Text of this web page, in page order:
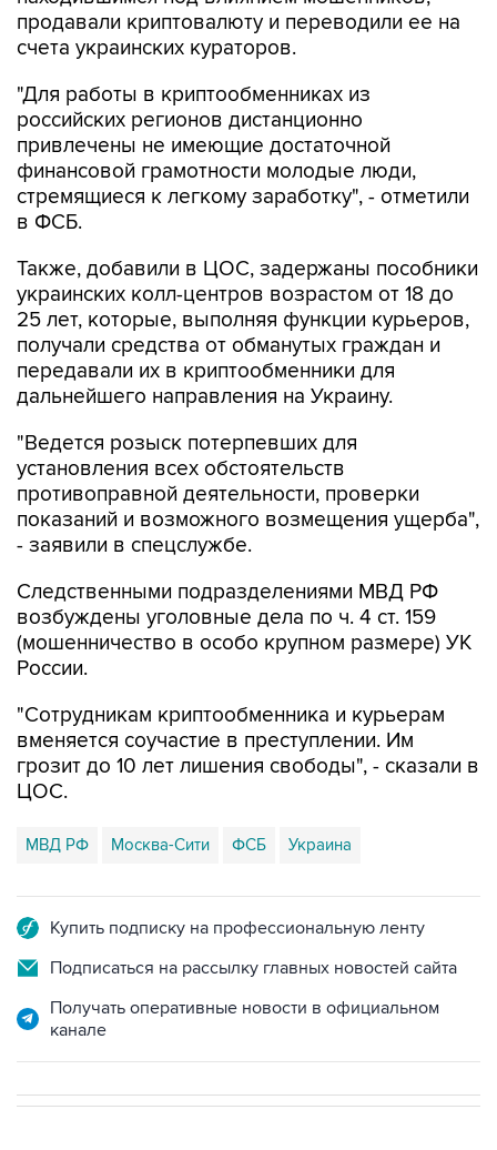
продавали криптовалюту и переводили ее на
счета украинских кураторов.
"Для работы в криптообменниках из
российских регионов дистанционно
привлечены не имеющие достаточной
финансовой грамотности молодые люди,
стремящиеся к легкому заработку", - отметили
в ФСБ.
Также, добавили в ЦОС, задержаны пособники
украинских колл-центров возрастом от 18 до
25 лет, которые, выполняя функции курьеров,
получали средства от обманутых граждан и
передавали их в криптообменники для
дальнейшего направления на Украину.
"Ведется розыск потерпевших для
установления всех обстоятельств
противоправной деятельности, проверки
показаний и возможного возмещения ущерба",
- заявили в спецслужбе.
Следственными подразделениями МВД РФ
возбуждены уголовные дела по ч. 4 ст. 159
(мошенничество в особо крупном размере) УК
России.
"Сотрудникам криптообменника и курьерам
вменяется соучастие в преступлении. Им
грозит до 10 лет лишения свободы", - сказали в
ЦОС.
МВД РФ Москва-Сити ФСБ Украина
Купить подписку на профессиональную ленту
Подписаться на рассылку главных новостей сайта
Получать оперативные новости в официальном
канале